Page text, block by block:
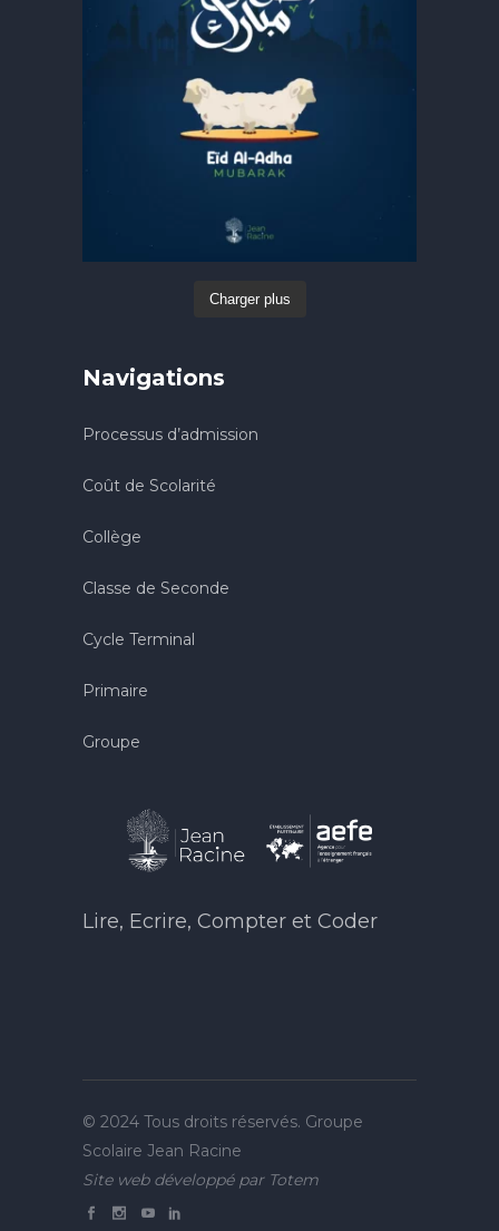
Charger plus
Navigations
Processus d’admission
Coût de Scolarité
Collège
Classe de Seconde
Cycle Terminal
Primaire
Groupe
Lire, Ecrire, Compter et Coder
© 2024 Tous droits réservés. Groupe
Scolaire Jean Racine
Site web développé par Totem